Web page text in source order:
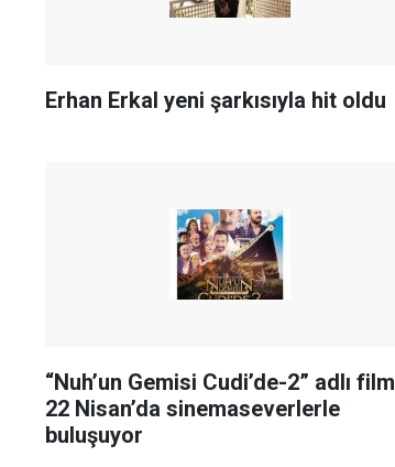
Erhan Erkal yeni şarkısıyla hit oldu
“Nuh’un Gemisi Cudi’de-2” adlı film
22 Nisan’da sinemaseverlerle
buluşuyor